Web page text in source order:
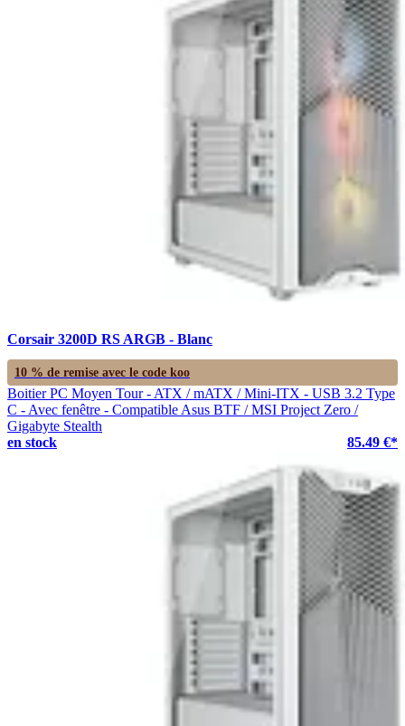
Corsair 3200D RS ARGB - Blanc
10 % de remise avec le code koo
Boitier PC Moyen Tour - ATX / mATX / Mini-ITX - USB 3.2 Type
C - Avec fenêtre - Compatible Asus BTF / MSI Project Zero /
Gigabyte Stealth
en stock
85.49 €*